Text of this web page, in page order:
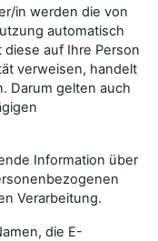
in werden die von
automatisch
auf Ihre Person
verweisen, handelt
Darum gelten auch
Information über
Verarbeitung.
die E-